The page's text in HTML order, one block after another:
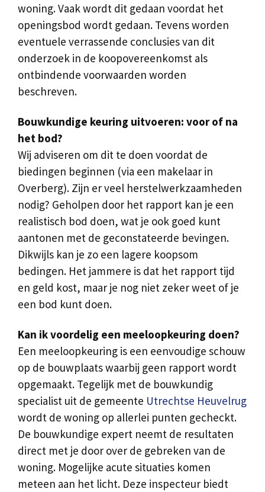
woning. Vaak wordt dit gedaan voordat het
openingsbod wordt gedaan. Tevens worden
eventuele verrassende conclusies van dit
onderzoek in de koopovereenkomst als
ontbindende voorwaarden worden
beschreven.
Bouwkundige keuring uitvoeren: voor of na
het bod?
Wij adviseren om dit te doen voordat de
biedingen beginnen (via een makelaar in
Overberg). Zijn er veel herstelwerkzaamheden
nodig? Geholpen door het rapport kan je een
realistisch bod doen, wat je ook goed kunt
aantonen met de geconstateerde bevingen.
Dikwijls kan je zo een lagere koopsom
bedingen. Het jammere is dat het rapport tijd
en geld kost, maar je nog niet zeker weet of je
een bod kunt doen.
Kan ik voordelig een meeloopkeuring doen?
Een meeloopkeuring is een eenvoudige schouw
op de bouwplaats waarbij geen rapport wordt
opgemaakt. Tegelijk met de bouwkundig
specialist uit de gemeente Utrechtse Heuvelrug
wordt de woning op allerlei punten gecheckt.
De bouwkundige expert neemt de resultaten
direct met je door over de gebreken van de
woning. Mogelijke acute situaties komen
meteen aan het licht. Deze inspecteur biedt